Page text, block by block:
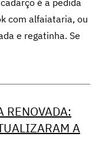
com alfaiataria, ou
e regatinha. Se
RENOVADA:
A